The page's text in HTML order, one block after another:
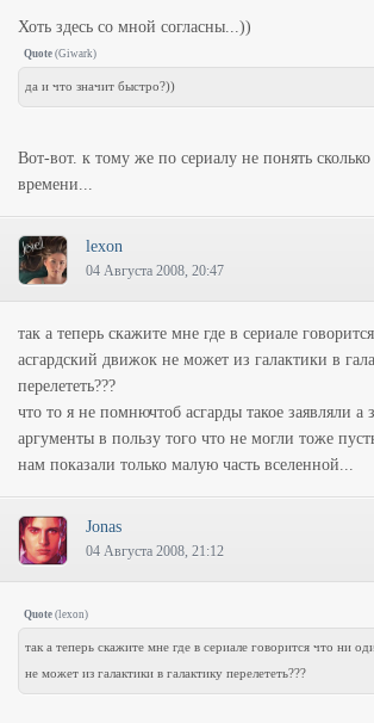
Хоть здесь со мной согласны...))
Quote (Giwark)
да и что значит быстро?))
Вот-вот. к тому же по сериалу не понять
времени...
lexon
04 Августа 2008, 20:47
так а теперь скажите мне где в сериале
асгардский движок не может из галактики в
перелететь???
что то я не помнючтоб асгарды такое заявляли а
аргументы в пользу того что не могли тоже
нам показали только малую часть вселенной...
Jonas
04 Августа 2008, 21:12
Quote (lexon)
так а теперь скажите мне где в сериале говорится что ни
не может из галактики в галактику перелететь???